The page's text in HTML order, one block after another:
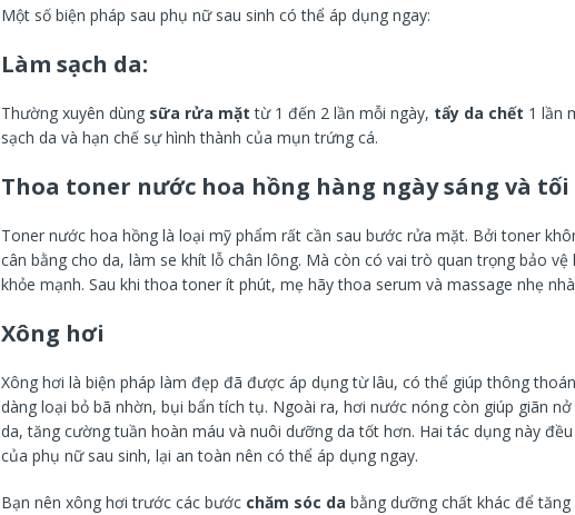
Một số biện pháp sau phụ nữ sau sinh có thể áp dụng ngay:
Làm sạch da:
Thường xuyên dùng sữa rửa mặt từ 1 đến 2 lần mỗi ngày, tẩy da chết 1 lần
sạch da và hạn chế sự hình thành của mụn trứng cá.
Thoa toner nước hoa hồng hàng ngày sáng và tối
Toner nước hoa hồng là loại mỹ phẩm rất cần sau bước rửa mặt. Bởi toner
cân bằng cho da, làm se khít lỗ chân lông. Mà còn có vai trò quan trọng bảo vệ
khỏe mạnh. Sau khi thoa toner ít phút, mẹ hãy thoa serum và massage nhẹ
Xông hơi
Xông hơi là biện pháp làm đẹp đã được áp dụng từ lâu, có thể giúp thông
dàng loại bỏ bã nhờn, bụi bẩn tích tụ. Ngoài ra, hơi nước nóng còn giúp giãn
da, tăng cường tuần hoàn máu và nuôi dưỡng da tốt hơn. Hai tác dụng này
của phụ nữ sau sinh, lại an toàn nên có thể áp dụng ngay.
Bạn nên xông hơi trước các bướcchăm sóc da bằng dưỡng chất khác để